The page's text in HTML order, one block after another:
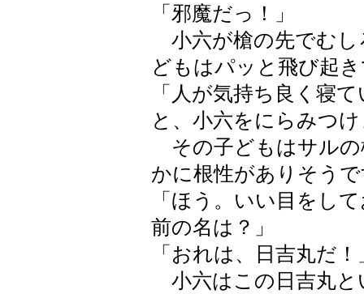
「邪魔だっ！」
小六が槍の先でむし
どもはパッと飛び起
「人が気持ち良く寝
と、小六をにらみつ
その子どもはサルの
かに根性がありそう
「ほう。いい目をし
前の名は？」
「おれは、日吉丸だ！
小六はこの日吉丸と